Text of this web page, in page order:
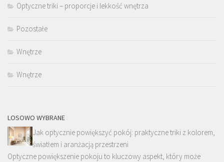
Optyczne triki – proporcje i lekkość wnętrza
Pozostałe
Wnętrze
Wnętrze
LOSOWO WYBRANE
Jak optycznie powiększyć pokój: praktyczne triki z kolorem,
światłem i aranżacją przestrzeni
Optyczne powiększenie pokoju to kluczowy aspekt, który może